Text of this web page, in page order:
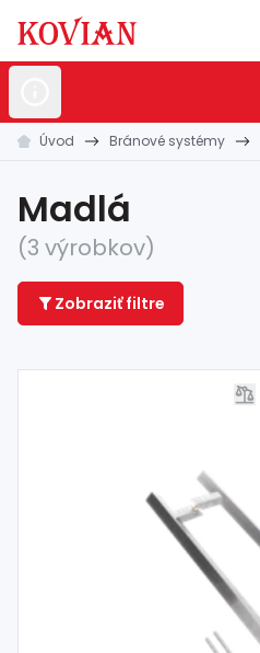
Nerezovépolotovary
polotovary
Kované polotovary
Zábradlia amadlá
Bránovésystémy
Automatizácia
materiál
Úvod Bránové systémy
Madlá
(3 výrobkov)
Zobraziť filtre